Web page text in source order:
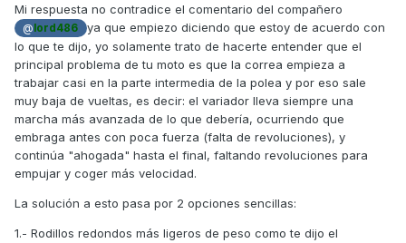
separadora para que la correa actúe desde más abajo).
En cuanto a la calidad de los rodillos yo te aconsejo los
buenos, ya sean Malossi, Polini o Bando.
Un saludo
Mi respuesta no contradice el comentario del compañero
@ lord486
ya que empiezo diciendo que estoy de acuerdo con
lo que te dijo, yo solamente trato de hacerte entender que el
principal problema de tu moto es que la correa empieza a
trabajar casi en la parte intermedia de la polea y por eso sale
muy baja de vueltas, es decir: el variador lleva siempre una
marcha más avanzada de lo que debería, ocurriendo que
embraga antes con poca fuerza (falta de revoluciones), y
continúa "ahogada" hasta el final, faltando revoluciones para
empujar y coger más velocidad.
La solución a esto pasa por 2 opciones sencillas:
1.- Rodillos redondos más ligeros de peso como te dijo el